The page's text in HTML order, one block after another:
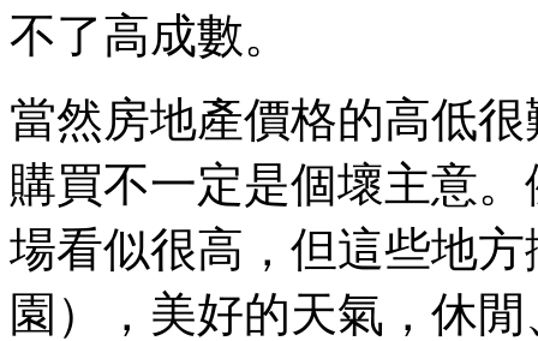
不了高成數。
當然房地產價格的高低
購買不一定是個壞主意
場看似很高，但這些地
園），美好的天氣，休